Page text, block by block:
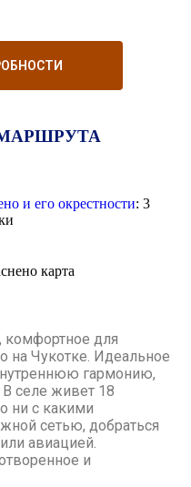
и его окрестности: 3
комфортное для
на Чукотке. Идеальное
гармонию,
селе живет 18
ни с какими
сетью, добраться
авиацией.
и